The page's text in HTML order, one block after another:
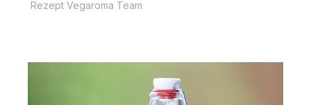
Rezept Vegaroma Team